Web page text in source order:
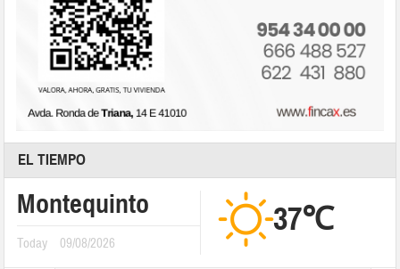
EL TIEMPO
Montequinto
Today 09/08/2026
37℃